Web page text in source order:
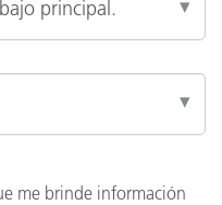
me brinde información